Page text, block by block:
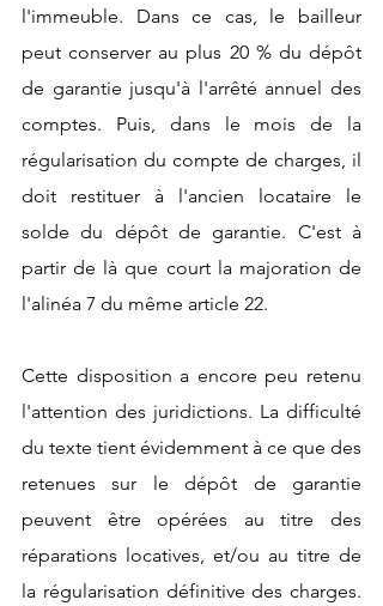
l'immeuble. Dans ce cas, le bailleur
peut conserver au plus 20 % du dépôt
de garantie jusqu'à l'arrêté annuel des
comptes. Puis, dans le mois de la
régularisation du compte de charges, il
doit restituer à l'ancien locataire le
solde du dépôt de garantie. C'est à
partir de là que court la majoration de
l'alinéa 7 du même article 22.
Cette disposition a encore peu retenu
l'attention des juridictions. La difficulté
du texte tient évidemment à ce que des
retenues sur le dépôt de garantie
peuvent être opérées au titre des
réparations locatives, et/ou au titre de
la régularisation définitive des charges.